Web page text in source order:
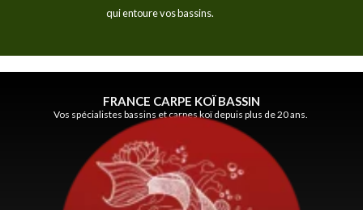
qui entoure vos bassins.
FRANCE CARPE KOÏ BASSIN
Vos spécialistes bassins et carpes koï depuis plus de 20 ans.